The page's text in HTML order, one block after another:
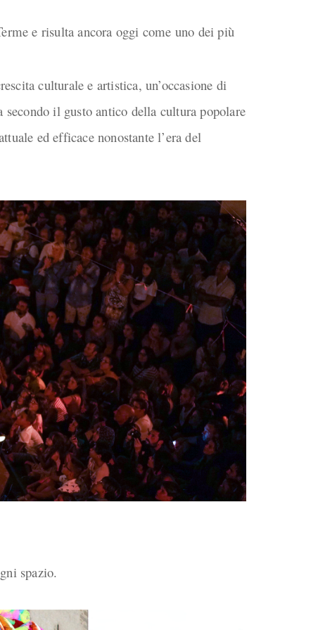
e risulta ancora oggi come uno dei più
culturale e artistica, un’occasione di
il gusto antico della cultura popolare
ed efficace nonostante l’era del
spazio.